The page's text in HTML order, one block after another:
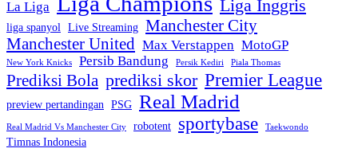
La Liga Liga Inggris
liga spanyol Live Streaming Manchester City
Manchester United Max Verstappen MotoGP
New York Knicks Persib Bandung Persik Kediri Piala Thomas
Prediksi Bola prediksi skor Premier League
preview pertandingan PSG Real Madrid
Real Madrid Vs Manchester City robotent sportybase Taekwondo
Timnas Indonesia